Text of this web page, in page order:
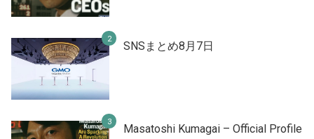
SNSまとめ8月7日
Masatoshi Kumagai – Official Profile